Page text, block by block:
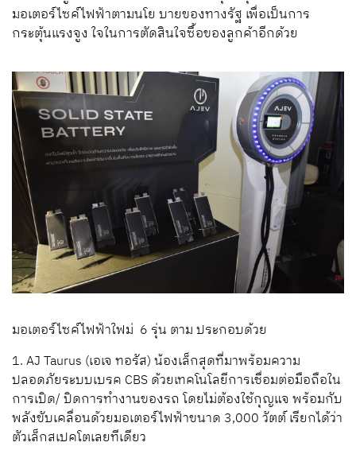
มอเตอร์ไซค์ไฟฟ้าตามนโย บายของทางรัฐ เพื่อเป็นการ
กระตุ้นแรงจูง ใจในการตัดสินใจซื้อของลูกค้าอีกด้วย
มอเตอร์ไซค์ไฟฟ้าใฟม่ 6 รุ่น ตามประกอบด้วย
1.AJ Taurus (เอเจ ทอรัส)น้องเล็กสุดที่มาพร้อมความ
ปลอดภัยระบบเบรค CBSด้วยเทคโนโลยีการเชื่อมต่อมือถือใน
การเปิด/ปิดการทำงานของรถโดยไม่ต้องใช้กุญแจพร้อมกับ
พลังขับเคลื่อนด้วยมอเตอร์ไฟฟ้าขนาด 3,000 วัตต์เรียกได้ว่า
ตัวเล็กสเปคโตเลยทีเดียว